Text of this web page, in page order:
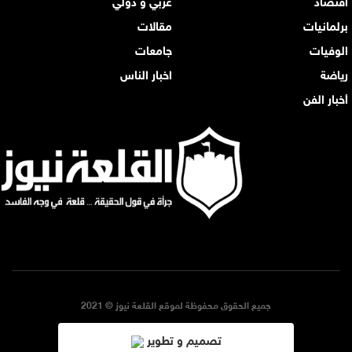
برلمانيات
مقالات
الوفيات
جامعات
رياضة
اخبار الناس
أخبار الفن
جميع الحقوق محفوظة لموقع القلعة نيوز © 2021
تصميم و تطوير